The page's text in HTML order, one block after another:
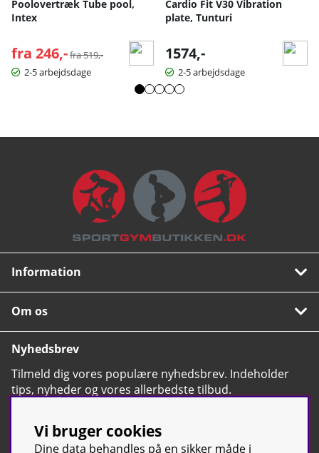
Poolovertræk Tube pool,
Intex
fra 246,- Normalpris:
fra 519,-
2-5 arbejdsdage
Cardio Fit V30 Vibration
plate, Tunturi
1574,-
2-5 arbejdsdage
Information
Om os
Nyhedsbrev
Tilmeld dig vores populære nyhedsbrev. Indeholder
tips, nyheder og vores allerbedste tilbud.
Vi bruger cookies
Dine data behandles på en sikker måde i